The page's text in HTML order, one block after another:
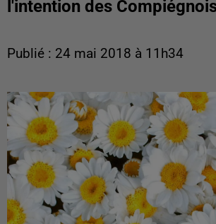
l'intention des
Publié : 24 mai 2018 à 11h34